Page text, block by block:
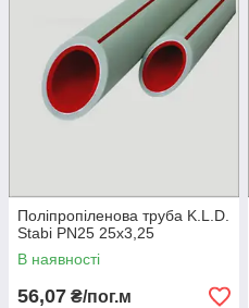
Поліпропіленова труба K.L.D.
Stabi PN25 25х3,25
В наявності
56,07 ₴/пог.м